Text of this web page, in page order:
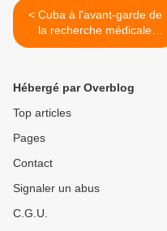
< Cuba à l'avant-garde de
la recherche médicale
mondiale : des scientifiques
contre le SIDA
Hébergé par Overblog
Top articles
Pages
Contact
Signaler un abus
C.G.U.